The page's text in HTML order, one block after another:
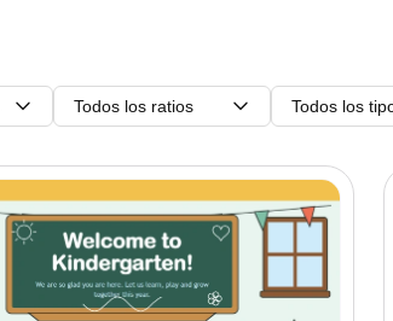
Todos los ratios Todos los